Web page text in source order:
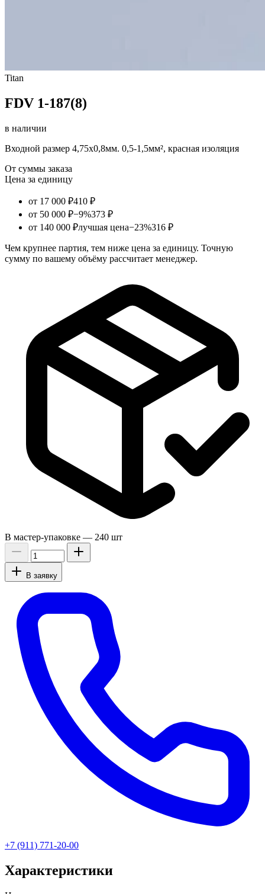
Titan
FDV 1-187(8)
в наличии
Входной размер 4,75х0,8мм. 0,5-1,5мм², красная изоляция
От суммы заказа
Цена за единицу
от 17 000 ₽410 ₽
от 50 000 ₽−9%373 ₽
от 140 000 ₽лучшая цена−23%316 ₽
Чем крупнее партия, тем ниже цена за единицу. Точную
сумму по вашему объёму рассчитает менеджер.
В мастер-упаковке — 240 шт
В заявку
+7 (911) 771-20-00
Характеристики